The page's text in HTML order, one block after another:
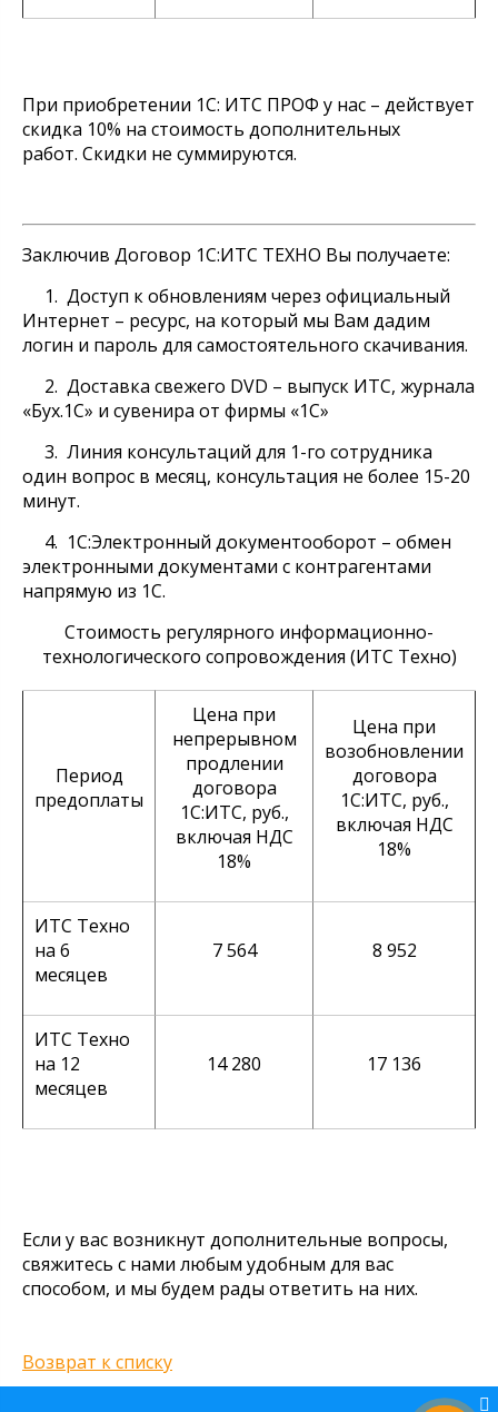
Сафие
При приобретении 1C: ИТС ПРОФ у нас – действует
скидка 10% на стоимость дополнительных
работ. Скидки не суммируются.
Заключив Договор 1С:ИТС ТЕХНО Вы получаете:
1. Доступ к обновлениям через официальный
Интернет – ресурс, на который мы Вам дадим
логин и пароль для самостоятельного скачивания.
2. Доставка свежего DVD – выпуск ИТС, журнала
«Бух.1С» и сувенира от фирмы «1С»
3. Линия консультаций для 1-го сотрудника
один вопрос в месяц, консультация не более 15-20
минут.
4. 1С:Электронный документооборот – обмен
электронными документами с контрагентами
напрямую из 1С.
Стоимость регулярного информационно-
технологического сопровождения (ИТС Техно)
Период
предоплаты
Цена при
непрерывном
продлении
договора
1С:ИТС, руб.,
включая НДС
18%
Цена при
возобновлении
договора
1С:ИТС, руб.,
включая НДС
18%
ИТС Техно
на 6
месяцев
7 564 8 952
ИТС Техно
на 12
месяцев
14 280 17 136
Если у вас возникнут дополнительные вопросы,
свяжитесь с нами любым удобным для вас
способом, и мы будем рады ответить на них.
Возврат к списку